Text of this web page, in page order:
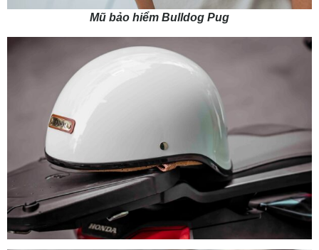
Mũ bảo hiểm Bulldog Pug